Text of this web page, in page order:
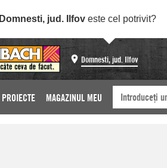
Domnesti, jud. Ilfov este cel potrivit?
Domnesti, jud. Ilfov
PROIECTE MAGAZINUL MEU